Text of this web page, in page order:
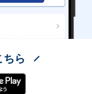
ちら